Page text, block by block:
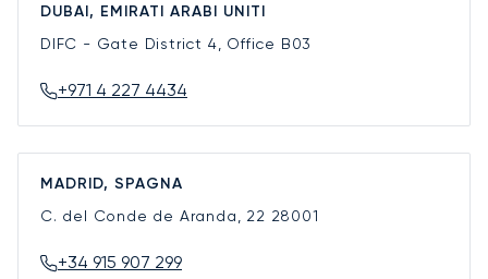
DUBAI, EMIRATI ARABI UNITI
DIFC - Gate District 4, Office B03
+971 4 227 4434
MADRID, SPAGNA
C. del Conde de Aranda, 22 28001
+34 915 907 299